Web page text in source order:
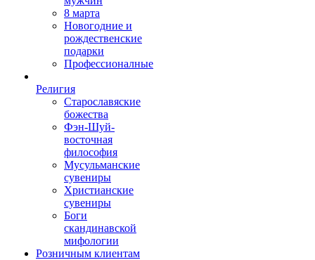
8 марта
Новогодние и
рождественские
подарки
Профессионалные
Религия
Старославяские
божества
Фэн-Шуй-
восточная
философия
Мусульманские
сувениры
Христианские
сувениры
Боги
скандинавской
мифологии
Розничным клиентам